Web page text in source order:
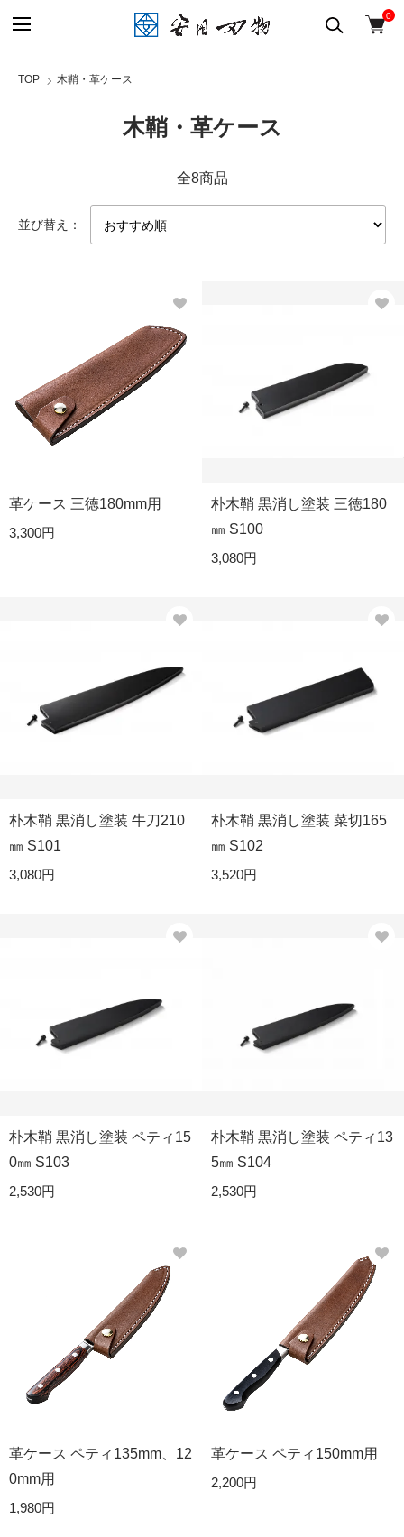
0
TOP 木鞘・革ケース
木鞘・革ケース
全8商品
並び替え：
革ケース 三徳180mm用
3,300円
朴木鞘 黒消し塗装 三徳180
㎜ S100
3,080円
朴木鞘 黒消し塗装 牛刀210
㎜ S101
3,080円
朴木鞘 黒消し塗装 菜切165
㎜ S102
3,520円
朴木鞘 黒消し塗装 ペティ15
0㎜ S103
2,530円
朴木鞘 黒消し塗装 ペティ13
5㎜ S104
2,530円
革ケース ペティ135mm、12
0mm用
1,980円
革ケース ペティ150mm用
2,200円